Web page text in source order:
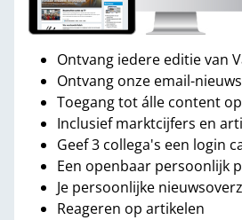
Ontvang iedere editie van
Ontvang onze email-
Toegang tot álle content
Inclusief marktcijfers en
Geef 3 collega's een login
Een openbaar persoonlijk
Je persoonlijke
Reageren op artikelen